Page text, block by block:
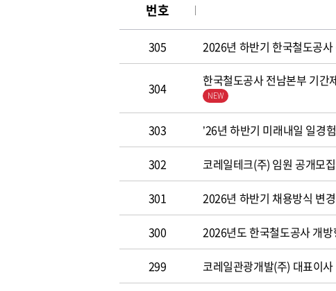
번호
305 2026년 하반기 한국철도공
304 한국철도공사 전남본부 기간
303 ’26년 하반기 미래내일 일경
302 코레일테크(주) 임원 공개모
301 2026년 하반기 채용방식 변
300 2026년도 한국철도공사 개
299 코레일관광개발(주) 대표이